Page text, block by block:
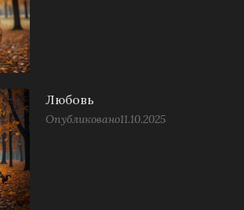
Любовь
Опубликовано11.10.2025